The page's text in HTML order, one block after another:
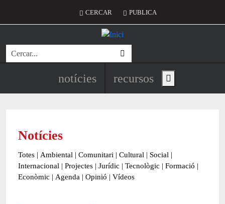
Menú del compte d'usuari
CERCAR PUBLICA
Cerca
Navegació principal de
notícies recursos Show main menu
Notícies
Totes | Ambiental | Comunitari | Cultural | Social |
Internacional | Projectes | Jurídic | Tecnològic | Formació |
Econòmic | Agenda | Opinió | Vídeos